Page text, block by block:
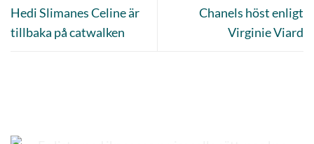
Hedi Slimanes Celine är
tillbaka på catwalken
Chanels höst enligt
Virginie Viard